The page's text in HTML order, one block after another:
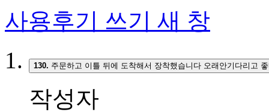
사용후기 쓰기 새 창
130. 주문하고 이틀 뒤에 도착해서 장착했습니다 오래안기다리고
작성자